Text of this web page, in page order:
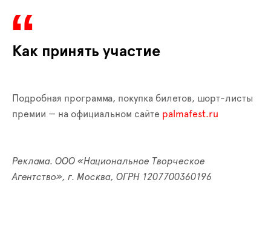
Как принять участие
Подробная программа, покупка билетов, шорт-листы
премии — на официальном сайте palmafest.ru
Реклама. ООО «Национальное Творческое
Агентство», г. Москва, ОГРН 1207700360196